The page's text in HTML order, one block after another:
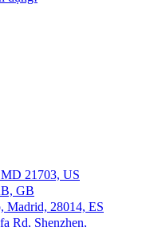
21703, US
GB
Madrid, 28014, ES
Rd, Shenzhen,